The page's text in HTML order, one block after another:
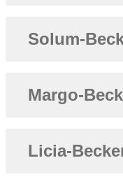
Solum-
Margo-
Licia-